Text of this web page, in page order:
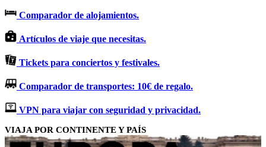
Comparador de alojamientos.
Artículos de viaje que necesitas.
Tickets para conciertos y festivales.
Comparador de transportes: 10€ de regalo.
VPN para viajar con seguridad y privacidad.
VIAJA POR CONTINENTE Y PAÍS